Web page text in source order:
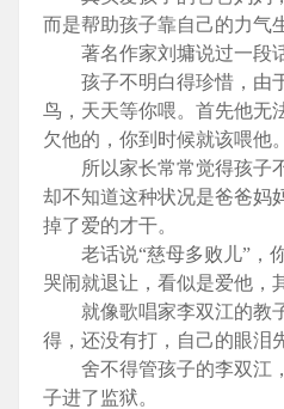
而是帮助孩子靠自己的力气
著名作家刘墉说过一段话
孩子不明白得珍惜，由
鸟，天天等你喂。首先他无
欠他的，你到时候就该喂他。
所以家长常常觉得孩子不
却不知道这种状况是爸爸妈
掉了爱的才干。
老话说“慈母多败儿”，
哭闹就退让，看似是爱他，
就像歌唱家李双江的教子
得，还没有打，自己的眼泪
舍不得管孩子的李双江
子进了监狱。